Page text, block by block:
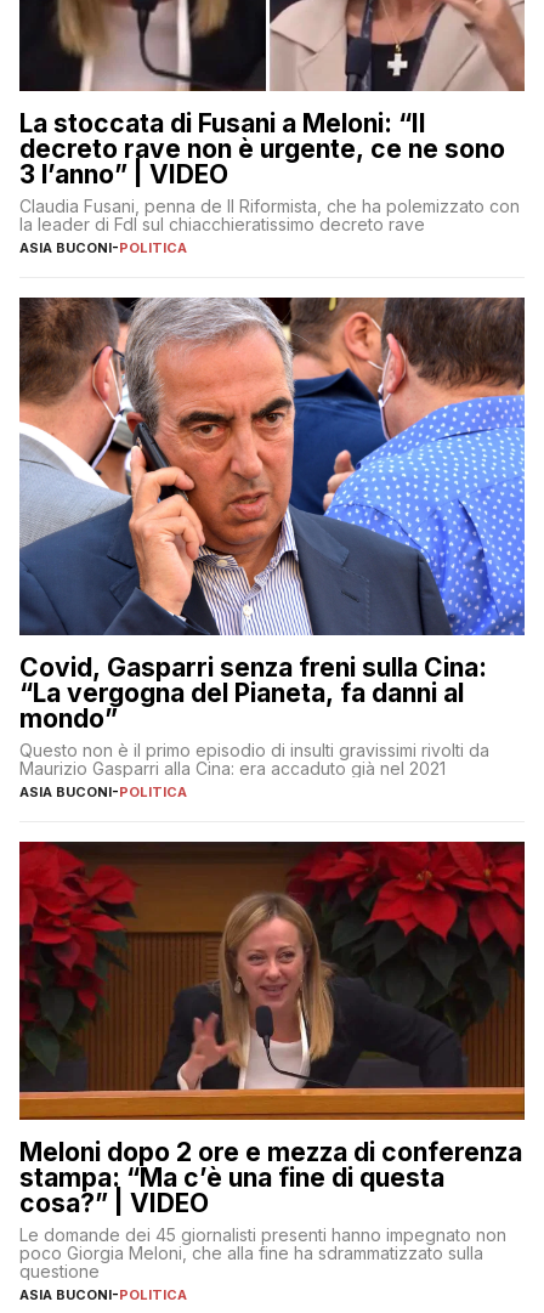
La stoccata di Fusani a Meloni: “Il
decreto rave non è urgente, ce ne sono
3 l’anno” | VIDEO
Claudia Fusani, penna de Il Riformista, che ha polemizzato con
la leader di FdI sul chiacchieratissimo decreto rave
ASIA BUCONI-POLITICA
Covid, Gasparri senza freni sulla Cina:
“La vergogna del Pianeta, fa danni al
mondo”
Questo non è il primo episodio di insulti gravissimi rivolti da
Maurizio Gasparri alla Cina: era accaduto già nel 2021
ASIA BUCONI-POLITICA
Meloni dopo 2 ore e mezza di conferenza
stampa: “Ma c’è una fine di questa
cosa?” | VIDEO
Le domande dei 45 giornalisti presenti hanno impegnato non
poco Giorgia Meloni, che alla fine ha sdrammatizzato sulla
questione
ASIA BUCONI-POLITICA